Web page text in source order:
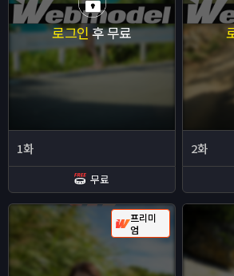
로그인후 무료
1화
무료
2화
프리미
엄